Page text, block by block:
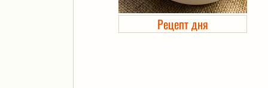
Холодец в банке. Автоклав
Рецепт дня